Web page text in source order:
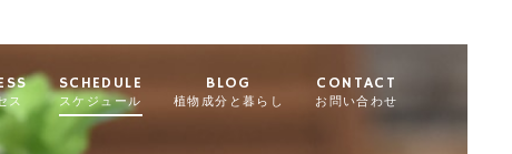
ス
SCHEDULE
スケジュール
BLOG
植物成分と暮らし
CONTACT
お問い合わせ